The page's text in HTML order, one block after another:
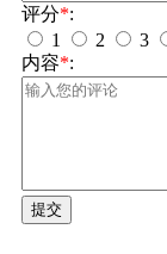
评分*:
1
2 3
内容*:
提交